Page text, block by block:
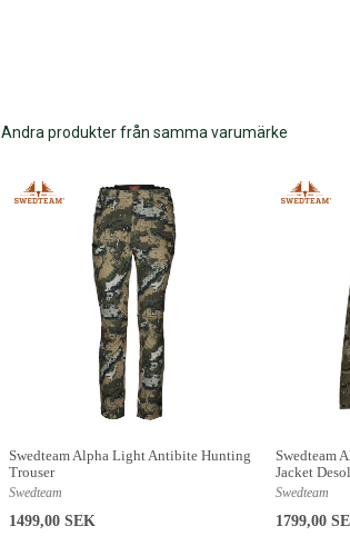
Andra produkter från samma varumärke
Swedteam Alpha Light Antibite Hunting
Trouser
Swedteam
1499,00 SEK
Swedteam
Jacket
Swedteam
1799,00